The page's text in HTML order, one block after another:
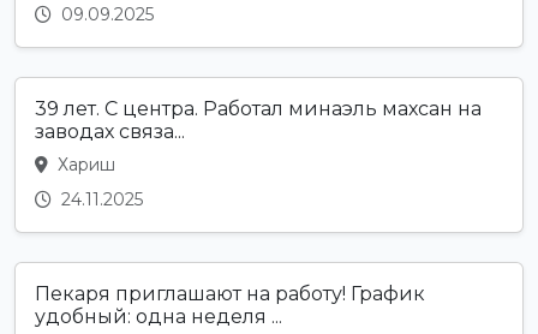
09.09.2025
39 лет. С центра. Работал минаэль махсан на
заводах связа...
Хариш
24.11.2025
Пекаря приглашают на работу! График
удобный: одна неделя ...